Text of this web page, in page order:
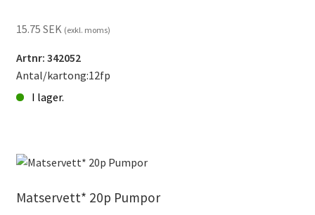
15.75 SEK (exkl. moms)
Artnr: 342052
Antal/kartong:12fp
I lager.
Höstlöv2
mängd
Matservett* 20p Pumpor